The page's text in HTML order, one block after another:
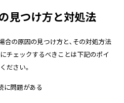
見つけ方と対処法
合の原因の見つけ方と、その対処方法
チェックするべきことは下記のポイ
ださい。
に問題がある